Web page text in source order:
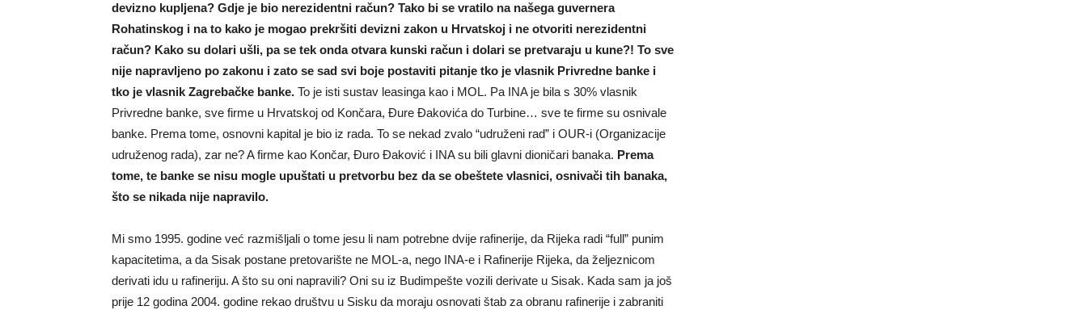
devizno kupljena? Gdje je bio nerezidentni račun? Tako bi se vratilo na našega guvernera
Rohatinskog i na to kako je mogao prekršiti devizni zakon u Hrvatskoj i ne otvoriti nerezidentni
račun? Kako su dolari ušli, pa se tek onda otvara kunski račun i dolari se pretvaraju u kune?! To sve
nije napravljeno po zakonu i zato se sad svi boje postaviti pitanje tko je vlasnik Privredne banke i
tko je vlasnik Zagrebačke banke. To je isti sustav leasinga kao i MOL. Pa INA je bila s 30% vlasnik
Privredne banke, sve firme u Hrvatskoj od Končara, Đure Đakovića do Turbine… sve te firme su osnivale
banke. Prema tome, osnovni kapital je bio iz rada. To se nekad zvalo “udruženi rad” i OUR-i (Organizacije
udruženog rada), zar ne? A firme kao Končar, Đuro Đaković i INA su bili glavni dioničari banaka. Prema
tome, te banke se nisu mogle upuštati u pretvorbu bez da se obeštete vlasnici, osnivači tih banaka,
što se nikada nije napravilo.
Mi smo 1995. godine već razmišljali o tome jesu li nam potrebne dvije rafinerije, da Rijeka radi “full” punim
kapacitetima, a da Sisak postane pretovarište ne MOL-a, nego INA-e i Rafinerije Rijeka, da željeznicom
derivati idu u rafineriju. A što su oni napravili? Oni su iz Budimpešte vozili derivate u Sisak. Kada sam ja još
prije 12 godina 2004. godine rekao društvu u Sisku da moraju osnovati štab za obranu rafinerije i zabraniti